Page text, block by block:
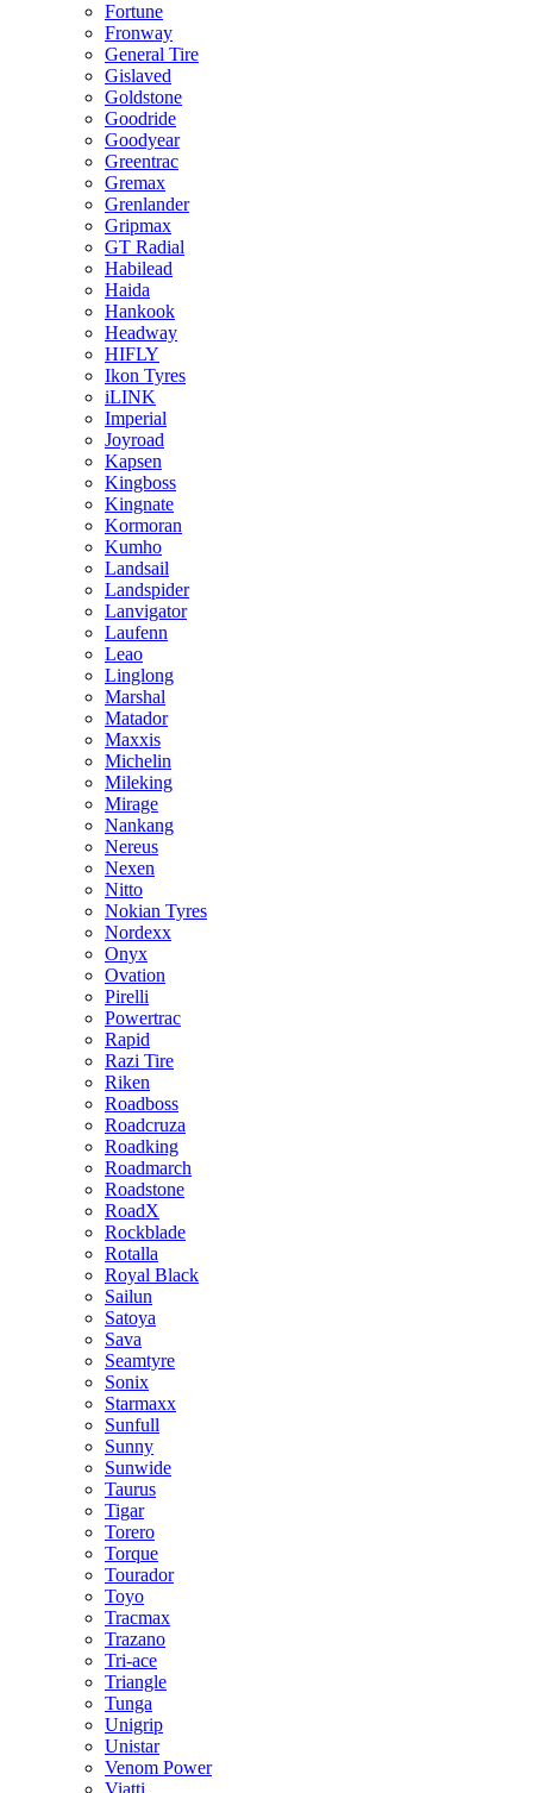
Fortune
Fronway
General Tire
Gislaved
Goldstone
Goodride
Goodyear
Greentrac
Gremax
Grenlander
Gripmax
GT Radial
Habilead
Haida
Hankook
Headway
HIFLY
Ikon Tyres
iLINK
Imperial
Joyroad
Kapsen
Kingboss
Kingnate
Kormoran
Kumho
Landsail
Landspider
Lanvigator
Laufenn
Leao
Linglong
Marshal
Matador
Maxxis
Michelin
Mileking
Mirage
Nankang
Nereus
Nexen
Nitto
Nokian Tyres
Nordexx
Onyx
Ovation
Pirelli
Powertrac
Rapid
Razi Tire
Riken
Roadboss
Roadcruza
Roadking
Roadmarch
Roadstone
RoadX
Rockblade
Rotalla
Royal Black
Sailun
Satoya
Sava
Seamtyre
Sonix
Starmaxx
Sunfull
Sunny
Sunwide
Taurus
Tigar
Torero
Torque
Tourador
Toyo
Tracmax
Trazano
Tri-ace
Triangle
Tunga
Unigrip
Unistar
Venom Power
Viatti